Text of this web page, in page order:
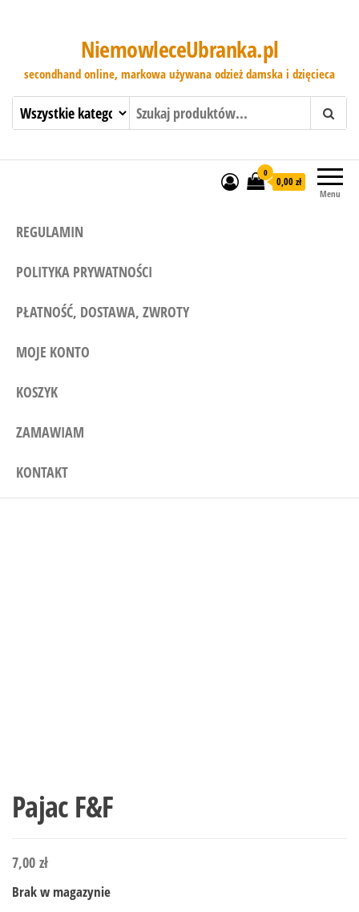
NiemowleceUbranka.pl
secondhand online, markowa używana odzież damska i dzięcieca
Menu
0
0,00 zł
REGULAMIN
POLITYKA PRYWATNOŚCI
PŁATNOŚĆ, DOSTAWA, ZWROTY
MOJE KONTO
KOSZYK
ZAMAWIAM
KONTAKT
Pajac F&F
7,00 zł
Brak w magazynie